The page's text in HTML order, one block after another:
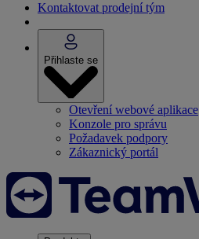
Kontaktovat prodejní tým
Přihlaste se
Otevření webové aplikace
Konzole pro správu
Požadavek podpory
Zákaznický portál